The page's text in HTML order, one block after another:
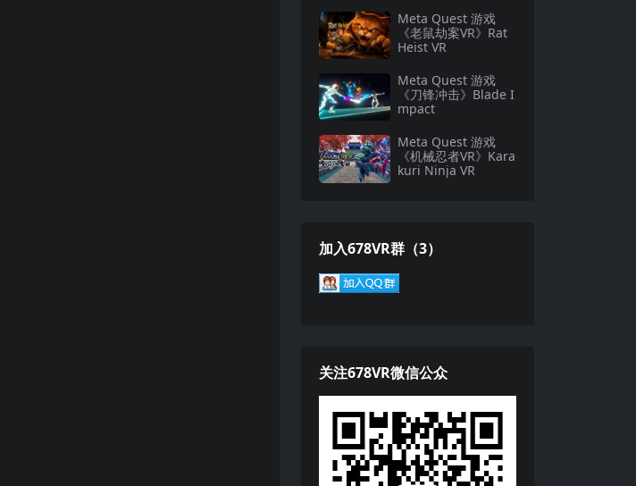
Meta Quest 游戏
《老鼠劫案VR》Rat
Heist VR
Meta Quest 游戏
《刀锋冲击》Blade I
mpact
Meta Quest 游戏
《机械忍者VR》Kara
kuri Ninja VR
加入678VR群（3）
关注678VR微信公众